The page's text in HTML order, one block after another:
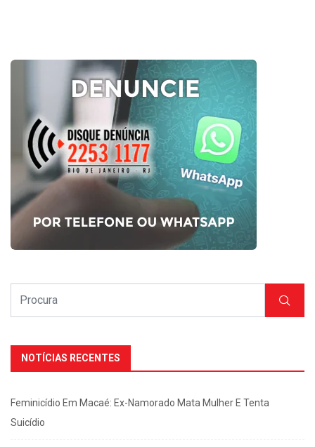
NOTÍCIAS RECENTES
Feminicídio Em Macaé: Ex-Namorado Mata Mulher E Tenta
Suicídio